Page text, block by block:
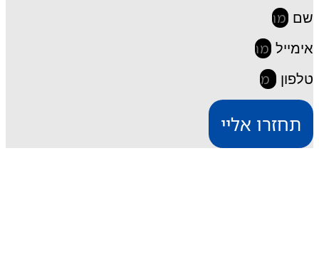
שם
אימייל
טלפון
תחזרו אליי